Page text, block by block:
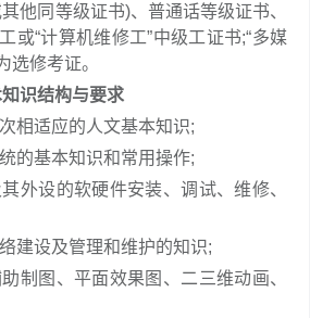
他同等级证书)、普通话等级证书、
或“计算机维修工”中级工证书;“多媒
选修考证。
识结构与要求
适应的人文基本知识;
基本知识和常用操作;
设的软硬件安装、调试、维修、
设及管理和维护的知识;
图、平面效果图、二三维动画、